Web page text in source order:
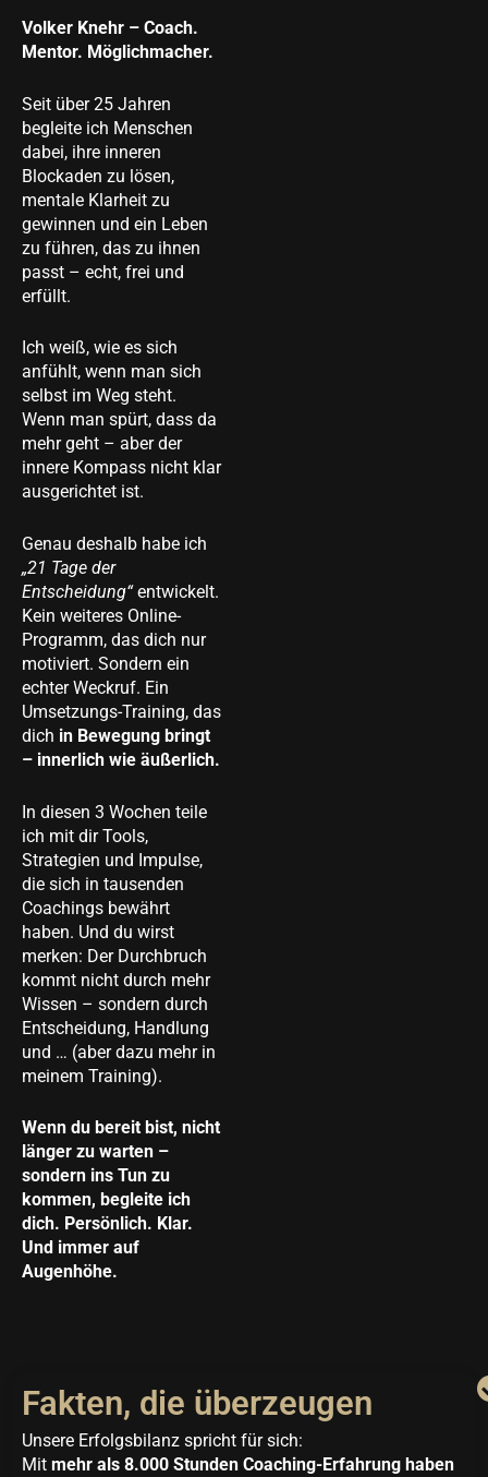
Volker Knehr – Coach.
Mentor. Möglichmacher.
Seit über 25 Jahren
begleite ich Menschen
dabei, ihre inneren
Blockaden zu lösen,
mentale Klarheit zu
gewinnen und ein Leben
zu führen, das zu ihnen
passt – echt, frei und
erfüllt.
Ich weiß, wie es sich
anfühlt, wenn man sich
selbst im Weg steht.
Wenn man spürt, dass da
mehr geht – aber der
innere Kompass nicht klar
ausgerichtet ist.
Genau deshalb habe ich
„21 Tage der
Entscheidung“entwickelt.
Kein weiteres Online-
Programm, das dich nur
motiviert. Sondern ein
echter Weckruf. Ein
Umsetzungs-Training, das
dich in Bewegung bringt
– innerlich wie äußerlich.
In diesen 3 Wochen teile
ich mit dir Tools,
Strategien und Impulse,
die sich in tausenden
Coachings bewährt
haben. Und du wirst
merken: Der Durchbruch
kommt nicht durch mehr
Wissen – sondern durch
Entscheidung, Handlung
und … (aber dazu mehr in
meinem Training).
Wenn du bereit bist, nicht
länger zu warten –
sondern ins Tun zu
kommen, begleite ich
dich. Persönlich. Klar.
Und immer auf
Augenhöhe.
Fakten, die überzeugen
Unsere Erfolgsbilanz spricht für sich:
Mit mehr als 8.000 Stunden Coaching-Erfahrung haben